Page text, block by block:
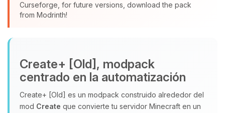
Curseforge, for future versions, download the pack
from Modrinth!
Create+ [Old], modpack
centrado en la automatización
Create+ [Old] es un modpack construido alrededor del
mod Create que convierte tu servidor Minecraft en un